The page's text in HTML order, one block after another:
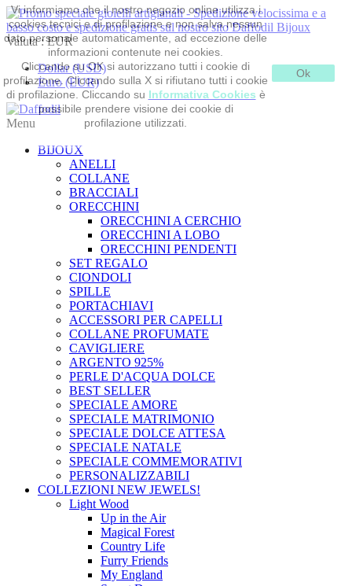
Valuta : EUR
Dollar (USD)
Euro (EUR)
Menu
BIJOUX
ANELLI
COLLANE
BRACCIALI
ORECCHINI
ORECCHINI A CERCHIO
ORECCHINI A LOBO
ORECCHINI PENDENTI
SET REGALO
CIONDOLI
SPILLE
PORTACHIAVI
ACCESSORI PER CAPELLI
COLLANE PROFUMATE
CAVIGLIERE
ARGENTO 925%
PERLE D'ACQUA DOLCE
BEST SELLER
SPECIALE AMORE
SPECIALE MATRIMONIO
SPECIALE DOLCE ATTESA
SPECIALE NATALE
SPECIALE COMMEMORATIVI
PERSONALIZZABILI
COLLEZIONI NEW JEWELS!
Light Wood
Up in the Air
Magical Forest
Country Life
Furry Friends
My England
Vi informiamo che il nostro negozio online utilizza i
cookies tecnici e di profilazione e non salva nessun
dato personale automaticamente, ad eccezione delle
informazioni contenute nei cookies.
Cliccando su OK si autorizzano tutti i cookie di
profilazione. Cliccando sulla X si rifiutano tutti i cookie
di profilazione. Cliccando su Informativa Cookies è
possibile prendere visione dei cookie di
profilazione utilizzati.
Ok